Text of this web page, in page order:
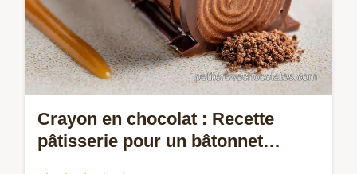
Crayon en chocolat : Recette
pâtisserie pour un bâtonnet